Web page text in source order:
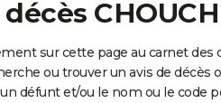
sur cette page au carnet des
ou trouver un avis de décès
défunt et/ou le nom ou le code